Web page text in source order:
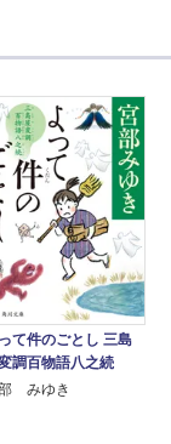
て件のごとし 三島
調百物語八之続
みゆき